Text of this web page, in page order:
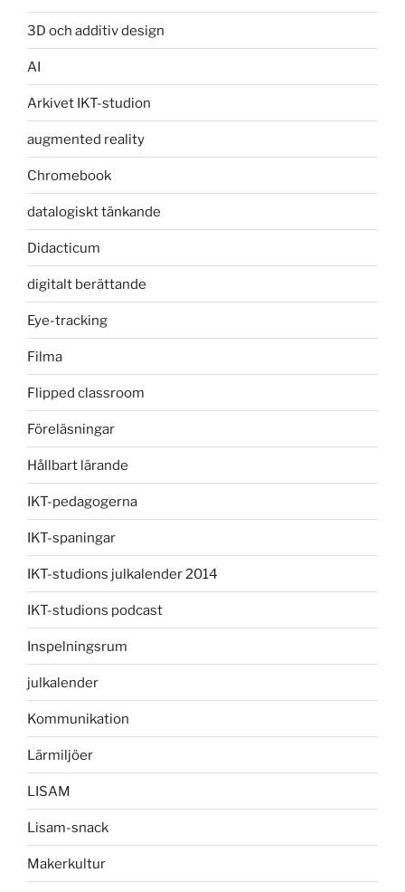
3D och additiv design
AI
Arkivet IKT-studion
augmented reality
Chromebook
datalogiskt tänkande
Didacticum
digitalt berättande
Eye-tracking
Filma
Flipped classroom
Föreläsningar
Hållbart lärande
IKT-pedagogerna
IKT-spaningar
IKT-studions julkalender 2014
IKT-studions podcast
Inspelningsrum
julkalender
Kommunikation
Lärmiljöer
LISAM
Lisam-snack
Makerkultur